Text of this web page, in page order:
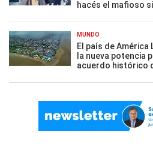
hacés el mafioso
MUNDO
El país de
la nueva potencia
acuerdo histórico